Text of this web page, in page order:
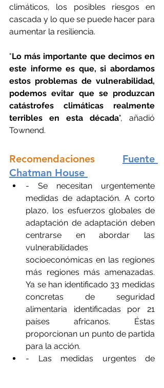
climáticos, los posibles riesgos en
cascada y lo que se puede hacer para
aumentar la resiliencia.
"Lo más importante que decimos en
este informe es que, si abordamos
estos problemas de vulnerabilidad,
podemos evitar que se produzcan
catástrofes climáticas realmente
terribles en esta década", añadió
Townend.
Recomendaciones
Chatman House
- Se necesitan urgentemente
medidas de adaptación. A corto
plazo, los esfuerzos globales de
adaptación de adaptación deben
centrarse en abordar las
vulnerabilidades
socioeconómicas en las regiones
más regiones más amenazadas.
Ya se han identificado 33 medidas
concretas de seguridad
alimentaria identificadas por 21
países africanos. Éstas
proporcionan un punto de partida
para la acción.
- Las medidas urgentes de